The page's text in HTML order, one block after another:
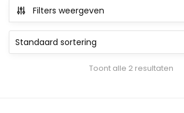
Filters weergeven
Toont alle 2 resultaten